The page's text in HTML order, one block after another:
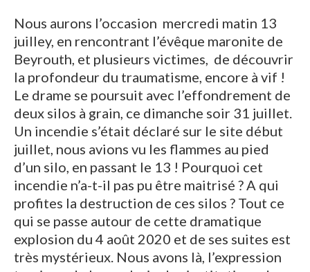
Nous aurons l’occasion mercredi matin 13
juilley, en rencontrant l’évêque maronite de
Beyrouth, et plusieurs victimes, de découvrir
la profondeur du traumatisme, encore à vif !
Le drame se poursuit avec l’effondrement de
deux silos à grain, ce dimanche soir 31 juillet.
Un incendie s’était déclaré sur le site début
juillet, nous avions vu les flammes au pied
d’un silo, en passant le 13 ! Pourquoi cet
incendie n’a-t-il pas pu être maitrisé ? A qui
profites la destruction de ces silos ? Tout ce
qui se passe autour de cette dramatique
explosion du 4 août 2020 et de ses suites est
très mystérieux. Nous avons là, l’expression